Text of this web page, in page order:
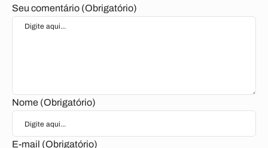
Seu comentário (Obrigatório)
Nome (Obrigatório)
E-mail (Obrigatório)